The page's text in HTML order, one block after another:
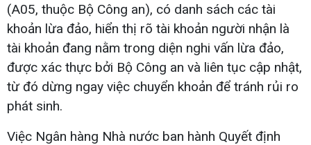
(A05, thuộc Bộ Công an), có danh sách các tài
khoản lừa đảo, hiển thị rõ tài khoản người nhận là
tài khoản đang nằm trong diện nghi vấn lừa đảo,
được xác thực bởi Bộ Công an và liên tục cập nhật,
từ đó dừng ngay việc chuyển khoản để tránh rủi ro
phát sinh.
Việc Ngân hàng Nhà nước ban hành Quyết định